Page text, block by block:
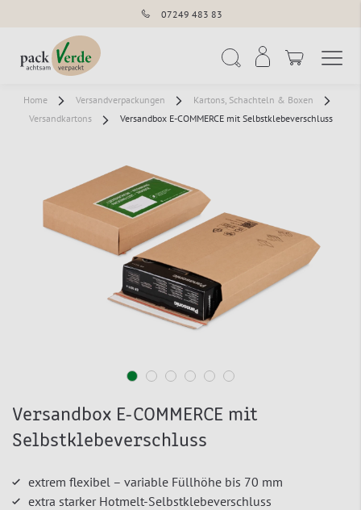
07249 483 83
Home Versandverpackungen
Kartons, Schachteln & Boxen
Versandkartons
Versandbox E-COMMERCE mit Selbstklebeverschluss
Versandbox E-COMMERCE mit
Selbstklebeverschluss
extrem flexibel – variable Füllhöhe bis 70 mm
extra starker Hotmelt-Selbstklebeverschluss